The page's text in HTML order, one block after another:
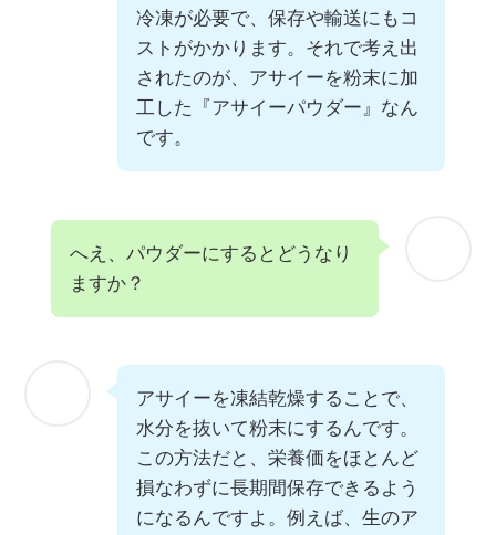
冷凍が必要で、保存や輸送にもコ
ストがかかります。それで考え出
されたのが、アサイーを粉末に加
工した『アサイーパウダー』なん
です。
へえ、パウダーにするとどうなり
ますか？
アサイーを凍結乾燥することで、
水分を抜いて粉末にするんです。
この方法だと、栄養価をほとんど
損なわずに長期間保存できるよう
になるんですよ。例えば、生のア